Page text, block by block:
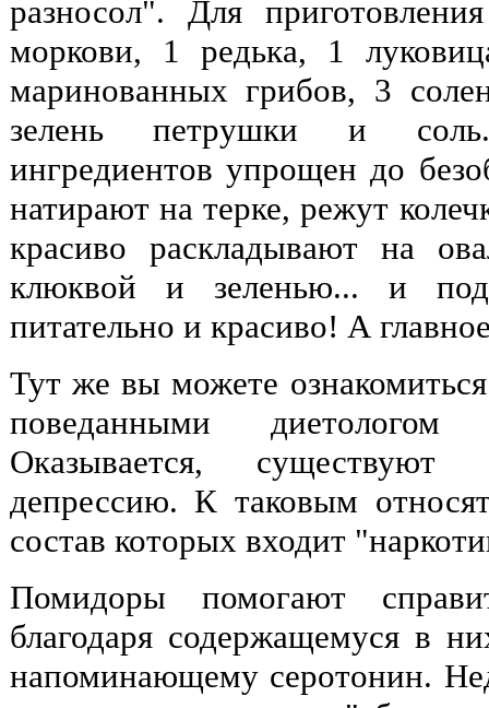
разносол". Для
моркови, 1 редька, 1
маринованных грибов, 3
зелень петрушки и
ингредиентов упрощен до
натирают на терке, режут
красиво раскладывают на
клюквой и зеленью... и
питательно и красиво! А
Тут же вы можете
поведанными диетологом
Оказывается,
депрессию. К таковым
состав которых входит
Помидоры помогают
благодаря содержащемуся в
напоминающему серотонин.